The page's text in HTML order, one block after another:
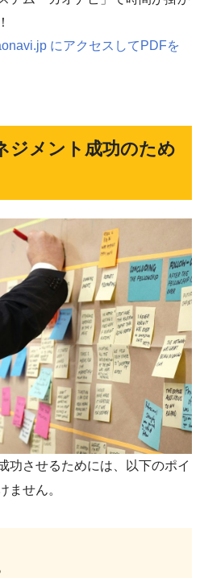
にアクセスしてPDFを
ジメント成功のため
功させるためには、以下のポイ
ません。